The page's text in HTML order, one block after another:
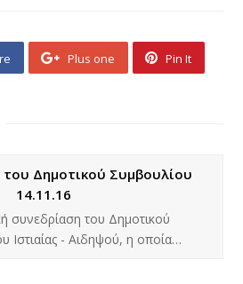
Plus one Pin It
του Δημοτικού Συμβουλίου
14.11.16
συνεδρίαση του Δημοτικού
Ιστιαίας - Αιδηψού, η οποία…